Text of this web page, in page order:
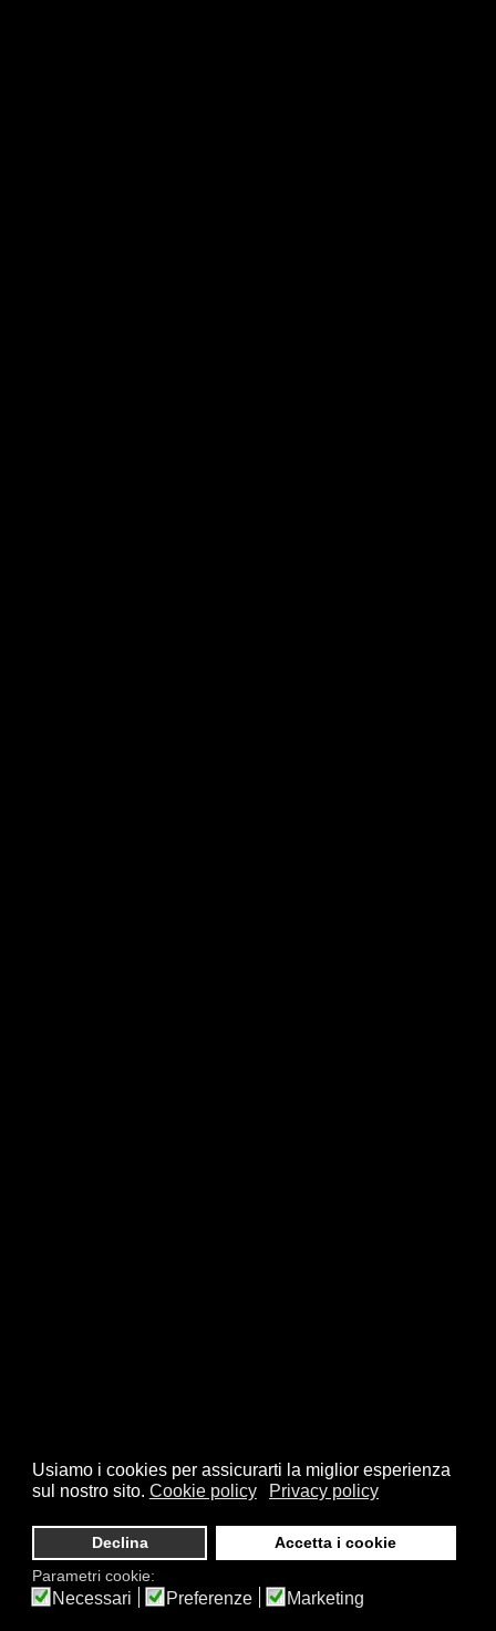
Usiamo i cookies per assicurarti la miglior esperienza
sul nostro sito. Cookie policy Privacy policy
Declina
Accetta i cookie
Parametri cookie:
Necessari Preferenze Marketing